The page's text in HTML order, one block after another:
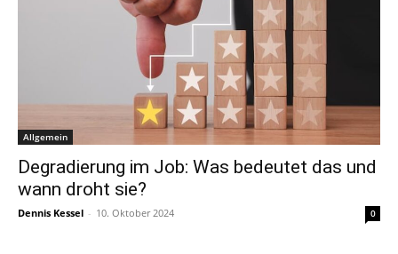
Allgemein
Degradierung im Job: Was bedeutet das und
wann droht sie?
Dennis Kessel - 10. Oktober 2024 0